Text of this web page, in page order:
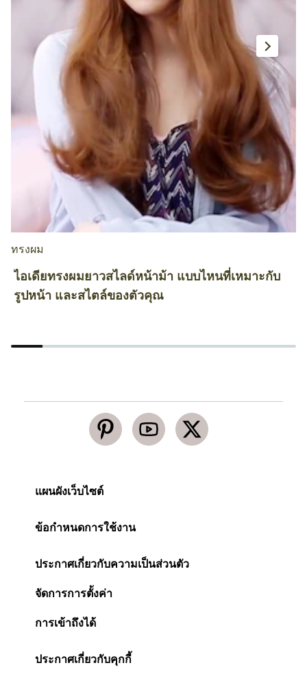
ทรงผม
ไอเดียทรงผมยาวสไลด์หน้าม้า แบบไหนที่เหมาะกับ
รูปหน้า และสไตล์ของตัวคุณ
แผนผังเว็บไซต์
ข้อกำหนดการใช้งาน
ประกาศเกี่ยวกับความเป็นส่วนตัว
จัดการการตั้งค่า
การเข้าถึงได้
ประกาศเกี่ยวกับคุกกี้